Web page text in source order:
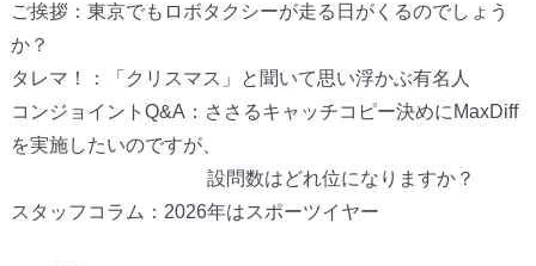
ご挨拶：東京でもロボタクシーが走る日がくるのでしょう
か？
タレマ！：「クリスマス」と聞いて思い浮かぶ有名人
コンジョイントQ&A： ささるキャッチコピー決めにMaxDiff
を実施したいのですが、
設問数はどれ位になりますか？
スタッフコラム：2026年はスポーツイヤー